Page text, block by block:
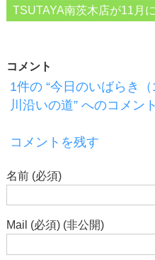
TSUTAYA南茨木店が11月
コメント
1件の “今日のいばらき
川沿いの道” へのコメント
コメントを残す
名前 (必須)
Mail (必須) (非公開)